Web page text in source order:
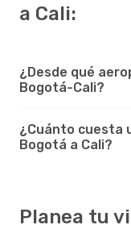
a Cali:
¿Desde qué
Bogotá-Cali?
¿Cuánto cuesta
Bogotá a Cali?
Planea tu